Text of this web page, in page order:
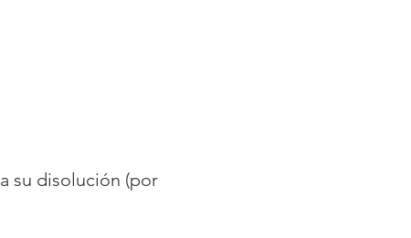
su disolución (por